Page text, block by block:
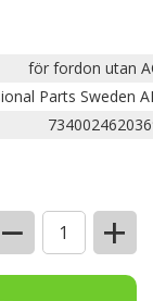
för fordon utan
Parts Sweden
− +